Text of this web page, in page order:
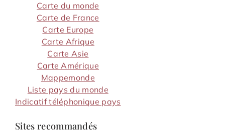
Carte du monde
Carte de France
Carte Europe
Carte Afrique
Carte Asie
Carte Amérique
Mappemonde
Liste pays du monde
Indicatif téléphonique pays
Sites recommandés